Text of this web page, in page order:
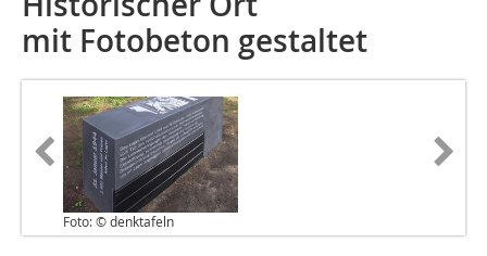
mit Fotobeton gestaltet
Foto: © denktafeln